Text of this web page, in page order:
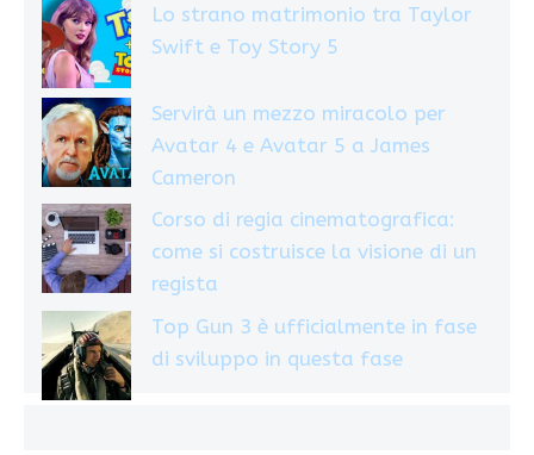
Lo strano matrimonio tra Taylor
Swift e Toy Story 5
Servirà un mezzo miracolo per
Avatar 4 e Avatar 5 a James
Cameron
Corso di regia cinematografica:
come si costruisce la visione di un
regista
Top Gun 3 è ufficialmente in fase
di sviluppo in questa fase